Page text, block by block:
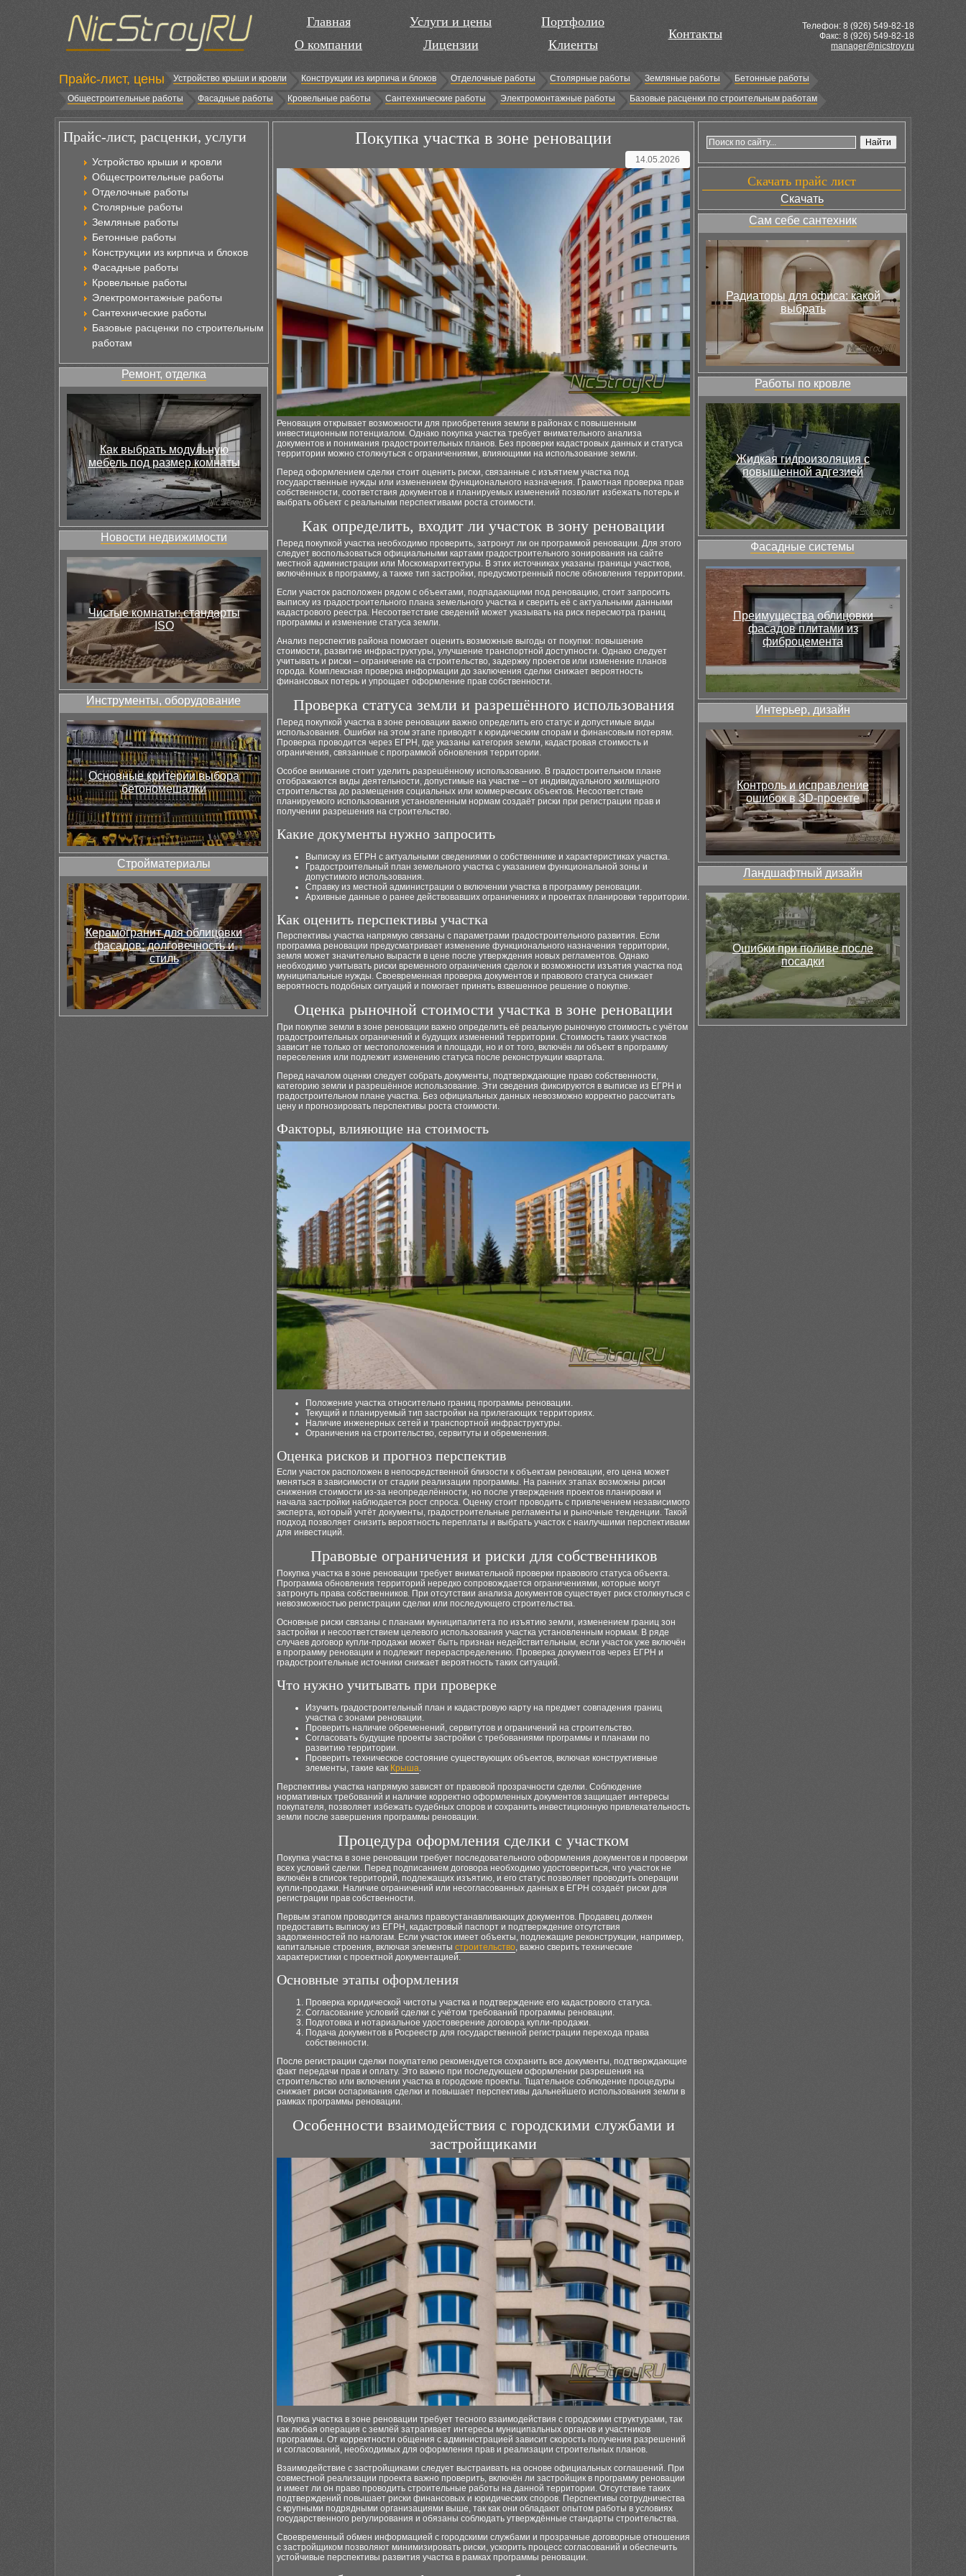
Главная
О компании
Услуги и цены
Лицензии
Портфолио
Клиенты
Контакты
Телефон: 8 (926) 549-82-18
Факс: 8 (926) 549-82-18
manager@nicstroy.ru
Прайс-лист, цены Устройство крыши и кровли Конструкции из кирпича и блоков Отделочные работы Столярные работы Земляные работы
Бетонные работы
Общестроительные работы
Фасадные работы Кровельные работы Сантехнические работы Электромонтажные работы Базовые расценки по строительным работам
Прайс-лист, расценки, услуги
Устройство крыши и кровли
Общестроительные работы
Отделочные работы
Столярные работы
Земляные работы
Бетонные работы
Конструкции из кирпича и блоков
Фасадные работы
Кровельные работы
Электромонтажные работы
Сантехнические работы
Базовые расценки по строительным
работам
Ремонт, отделка
Как выбрать модульную
мебель под размер комнаты
Новости недвижимости
Чистые комнаты: стандарты
ISO
Инструменты, оборудование
Основные критерии выбора
бетономешалки
Стройматериалы
Керамогранит для облицовки
фасадов: долговечность и
стиль
Покупка участка в зоне реновации
14.05.2026
Реновация открывает возможности для приобретения земли в районах с повышенным
инвестиционным потенциалом. Однако покупка участка требует внимательного анализа
документов и понимания градостроительных планов. Без проверки кадастровых данных и статуса
территории можно столкнуться с ограничениями, влияющими на использование земли.
Перед оформлением сделки стоит оценить риски, связанные с изъятием участка под
государственные нужды или изменением функционального назначения. Грамотная проверка прав
собственности, соответствия документов и планируемых изменений позволит избежать потерь и
выбрать объект с реальными перспективами роста стоимости.
Как определить, входит ли участок в зону реновации
Перед покупкой участка необходимо проверить, затронут ли он программой реновации. Для этого
следует воспользоваться официальными картами градостроительного зонирования на сайте
местной администрации или Москомархитектуры. В этих источниках указаны границы участков,
включённых в программу, а также тип застройки, предусмотренный после обновления территории.
Если участок расположен рядом с объектами, подпадающими под реновацию, стоит запросить
выписку из градостроительного плана земельного участка и сверить её с актуальными данными
кадастрового реестра. Несоответствие сведений может указывать на риск пересмотра границ
программы и изменение статуса земли.
Анализ перспектив района помогает оценить возможные выгоды от покупки: повышение
стоимости, развитие инфраструктуры, улучшение транспортной доступности. Однако следует
учитывать и риски – ограничение на строительство, задержку проектов или изменение планов
города. Комплексная проверка информации до заключения сделки снижает вероятность
финансовых потерь и упрощает оформление прав собственности.
Проверка статуса земли и разрешённого использования
Перед покупкой участка в зоне реновации важно определить его статус и допустимые виды
использования. Ошибки на этом этапе приводят к юридическим спорам и финансовым потерям.
Проверка проводится через ЕГРН, где указаны категория земли, кадастровая стоимость и
ограничения, связанные с программой обновления территории.
Особое внимание стоит уделить разрешённому использованию. В градостроительном плане
отображаются виды деятельности, допустимые на участке – от индивидуального жилищного
строительства до размещения социальных или коммерческих объектов. Несоответствие
планируемого использования установленным нормам создаёт риски при регистрации прав и
получении разрешения на строительство.
Какие документы нужно запросить
Выписку из ЕГРН с актуальными сведениями о собственнике и характеристиках участка.
Градостроительный план земельного участка с указанием функциональной зоны и
допустимого использования.
Справку из местной администрации о включении участка в программу реновации.
Архивные данные о ранее действовавших ограничениях и проектах планировки территории.
Как оценить перспективы участка
Перспективы участка напрямую связаны с параметрами градостроительного развития. Если
программа реновации предусматривает изменение функционального назначения территории,
земля может значительно вырасти в цене после утверждения новых регламентов. Однако
необходимо учитывать риски временного ограничения сделок и возможности изъятия участка под
муниципальные нужды. Своевременная проверка документов и правового статуса снижает
вероятность подобных ситуаций и помогает принять взвешенное решение о покупке.
Оценка рыночной стоимости участка в зоне реновации
При покупке земли в зоне реновации важно определить её реальную рыночную стоимость с учётом
градостроительных ограничений и будущих изменений территории. Стоимость таких участков
зависит не только от местоположения и площади, но и от того, включён ли объект в программу
переселения или подлежит изменению статуса после реконструкции квартала.
Перед началом оценки следует собрать документы, подтверждающие право собственности,
категорию земли и разрешённое использование. Эти сведения фиксируются в выписке из ЕГРН и
градостроительном плане участка. Без официальных данных невозможно корректно рассчитать
цену и прогнозировать перспективы роста стоимости.
Факторы, влияющие на стоимость
Положение участка относительно границ программы реновации.
Текущий и планируемый тип застройки на прилегающих территориях.
Наличие инженерных сетей и транспортной инфраструктуры.
Ограничения на строительство, сервитуты и обременения.
Оценка рисков и прогноз перспектив
Если участок расположен в непосредственной близости к объектам реновации, его цена может
меняться в зависимости от стадии реализации программы. На ранних этапах возможны риски
снижения стоимости из-за неопределённости, но после утверждения проектов планировки и
начала застройки наблюдается рост спроса. Оценку стоит проводить с привлечением независимого
эксперта, который учтёт документы, градостроительные регламенты и рыночные тенденции. Такой
подход позволяет снизить вероятность переплаты и выбрать участок с наилучшими перспективами
для инвестиций.
Правовые ограничения и риски для собственников
Покупка участка в зоне реновации требует внимательной проверки правового статуса объекта.
Программа обновления территорий нередко сопровождается ограничениями, которые могут
затронуть права собственников. При отсутствии анализа документов существует риск столкнуться с
невозможностью регистрации сделки или последующего строительства.
Основные риски связаны с планами муниципалитета по изъятию земли, изменением границ зон
застройки и несоответствием целевого использования участка установленным нормам. В ряде
случаев договор купли-продажи может быть признан недействительным, если участок уже включён
в программу реновации и подлежит перераспределению. Проверка документов через ЕГРН и
градостроительные источники снижает вероятность таких ситуаций.
Что нужно учитывать при проверке
Изучить градостроительный план и кадастровую карту на предмет совпадения границ
участка с зонами реновации.
Проверить наличие обременений, сервитутов и ограничений на строительство.
Согласовать будущие проекты застройки с требованиями программы и планами по
развитию территории.
Проверить техническое состояние существующих объектов, включая конструктивные
элементы, такие как Крыша.
Перспективы участка напрямую зависят от правовой прозрачности сделки. Соблюдение
нормативных требований и наличие корректно оформленных документов защищает интересы
покупателя, позволяет избежать судебных споров и сохранить инвестиционную привлекательность
земли после завершения программы реновации.
Процедура оформления сделки с участком
Покупка участка в зоне реновации требует последовательного оформления документов и проверки
всех условий сделки. Перед подписанием договора необходимо удостовериться, что участок не
включён в список территорий, подлежащих изъятию, и его статус позволяет проводить операции
купли-продажи. Наличие ограничений или несогласованных данных в ЕГРН создаёт риски для
регистрации прав собственности.
Первым этапом проводится анализ правоустанавливающих документов. Продавец должен
предоставить выписку из ЕГРН, кадастровый паспорт и подтверждение отсутствия
задолженностей по налогам. Если участок имеет объекты, подлежащие реконструкции, например,
капитальные строения, включая элементы строительство, важно сверить технические
характеристики с проектной документацией.
Основные этапы оформления
Проверка юридической чистоты участка и подтверждение его кадастрового статуса.
Согласование условий сделки с учётом требований программы реновации.
Подготовка и нотариальное удостоверение договора купли-продажи.
Подача документов в Росреестр для государственной регистрации перехода права
собственности.
После регистрации сделки покупателю рекомендуется сохранить все документы, подтверждающие
факт передачи прав и оплату. Это важно при последующем оформлении разрешения на
строительство или включении участка в городские проекты. Тщательное соблюдение процедуры
снижает риски оспаривания сделки и повышает перспективы дальнейшего использования земли в
рамках программы реновации.
Особенности взаимодействия с городскими службами и
застройщиками
Покупка участка в зоне реновации требует тесного взаимодействия с городскими структурами, так
как любая операция с землёй затрагивает интересы муниципальных органов и участников
программы. От корректности общения с администрацией зависит скорость получения разрешений
и согласований, необходимых для оформления прав и реализации строительных планов.
Взаимодействие с застройщиками следует выстраивать на основе официальных соглашений. При
совместной реализации проекта важно проверить, включён ли застройщик в программу реновации
и имеет ли он право проводить строительные работы на данной территории. Отсутствие таких
подтверждений повышает риски финансовых и юридических споров. Перспективы сотрудничества
с крупными подрядными организациями выше, так как они обладают опытом работы в условиях
государственного регулирования и обязаны соблюдать утверждённые стандарты строительства.
Своевременный обмен информацией с городскими службами и прозрачные договорные отношения
с застройщиком позволяют минимизировать риски, ускорить процесс согласований и обеспечить
устойчивые перспективы развития участка в рамках программы реновации.
Скачать прайс лист
Скачать
Сам себе сантехник
Радиаторы для офиса: какой
выбрать
Работы по кровле
Жидкая гидроизоляция с
повышенной адгезией
Фасадные системы
Преимущества облицовки
фасадов плитами из
фиброцемента
Интерьер, дизайн
Контроль и исправление
ошибок в 3D-проекте
Ландшафтный дизайн
Ошибки при поливе после
посадки